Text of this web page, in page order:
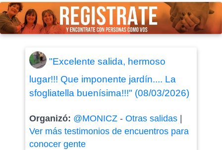
"Excelente salida, hermoso
lugar!!! Que imponente jardín.... La
sfogliatella buenísima!!!" (08/03/2026)
Organizó: @MONICZ- Otras salidas|
Ver más testimonios de encuentros para
conocer gente